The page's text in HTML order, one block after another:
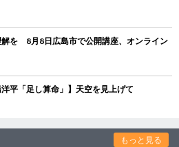
を 8月8日広島市で公開講座、オンライン
平「足し算命」】天空を見上げて
もっと見る